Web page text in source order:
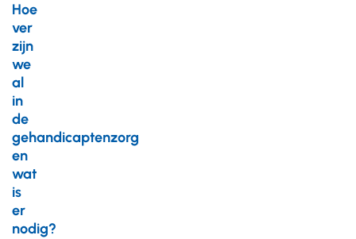
Hoe
ver
zijn
we
al
in
de
gehandicaptenzorg
en
wat
is
er
nodig?